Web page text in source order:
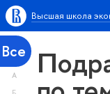
Высшая школа
Все
А